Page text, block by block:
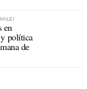
en
política
de